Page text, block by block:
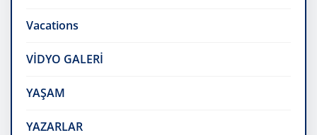
Vacations
VİDYO GALERİ
YAŞAM
YAZARLAR